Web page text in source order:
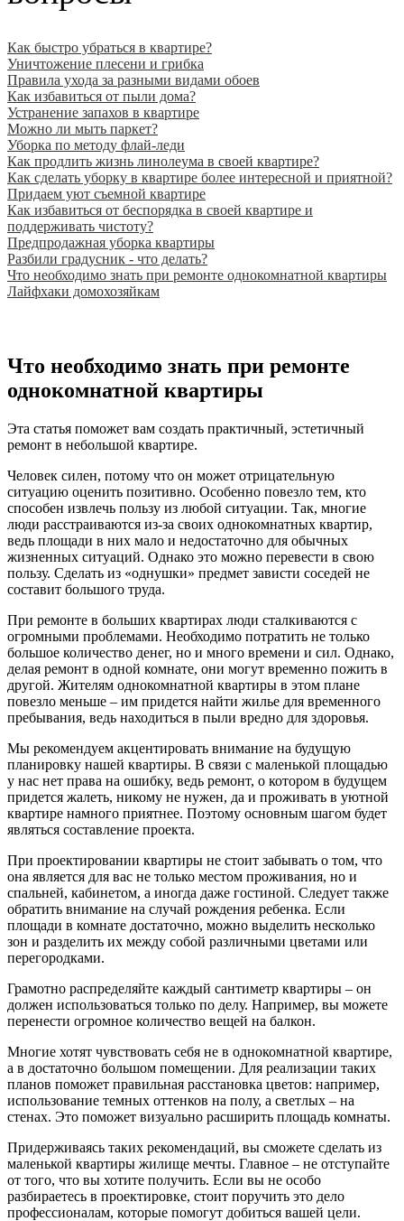
Как быстро убраться в квартире?
Уничтожение плесени и грибка
Правила ухода за разными видами обоев
Как избавиться от пыли дома?
Устранение запахов в квартире
Можно ли мыть паркет?
Уборка по методу флай-леди
Как продлить жизнь линолеума в своей квартире?
Как сделать уборку в квартире более интересной и приятной?
Придаем уют съемной квартире
Как избавиться от беспорядка в своей квартире и
поддерживать чистоту?
Предпродажная уборка квартиры
Разбили градусник - что делать?
Что необходимо знать при ремонте однокомнатной квартиры
Лайфхаки домохозяйкам
Что необходимо знать при ремонте
однокомнатной квартиры
Эта статья поможет вам создать практичный, эстетичный
ремонт в небольшой квартире.
Человек силен, потому что он может отрицательную
ситуацию оценить позитивно. Особенно повезло тем, кто
способен извлечь пользу из любой ситуации. Так, многие
люди расстраиваются из-за своих однокомнатных квартир,
ведь площади в них мало и недостаточно для обычных
жизненных ситуаций. Однако это можно перевести в свою
пользу. Сделать из «однушки» предмет зависти соседей не
составит большого труда.
При ремонте в больших квартирах люди сталкиваются с
огромными проблемами. Необходимо потратить не только
большое количество денег, но и много времени и сил. Однако,
делая ремонт в одной комнате, они могут временно пожить в
другой. Жителям однокомнатной квартиры в этом плане
повезло меньше – им придется найти жилье для временного
пребывания, ведь находиться в пыли вредно для здоровья.
Мы рекомендуем акцентировать внимание на будущую
планировку нашей квартиры. В связи с маленькой площадью
у нас нет права на ошибку, ведь ремонт, о котором в будущем
придется жалеть, никому не нужен, да и проживать в уютной
квартире намного приятнее. Поэтому основным шагом будет
являться составление проекта.
При проектировании квартиры не стоит забывать о том, что
она является для вас не только местом проживания, но и
спальней, кабинетом, а иногда даже гостиной. Следует также
обратить внимание на случай рождения ребенка. Если
площади в комнате достаточно, можно выделить несколько
зон и разделить их между собой различными цветами или
перегородками.
Грамотно распределяйте каждый сантиметр квартиры – он
должен использоваться только по делу. Например, вы можете
перенести огромное количество вещей на балкон.
Многие хотят чувствовать себя не в однокомнатной квартире,
а в достаточно большом помещении. Для реализации таких
планов поможет правильная расстановка цветов: например,
использование темных оттенков на полу, а светлых – на
стенах. Это поможет визуально расширить площадь комнаты.
Придерживаясь таких рекомендаций, вы сможете сделать из
маленькой квартиры жилище мечты. Главное – не отступайте
от того, что вы хотите получить. Если вы не особо
разбираетесь в проектировке, стоит поручить это дело
профессионалам, которые помогут добиться вашей цели.